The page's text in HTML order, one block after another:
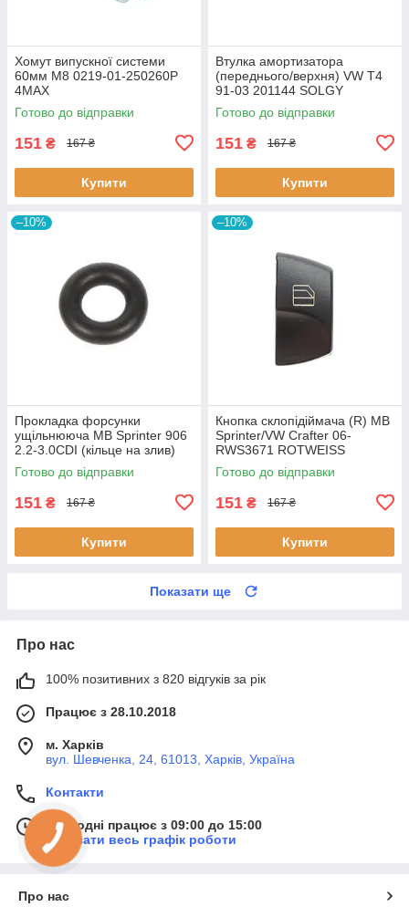
Хомут випускної системи
60мм M8 0219-01-250260P
4MAX
Готово до відправки
151 ₴ 167 ₴
Купити
Втулка амортизатора
(переднього/верхня) VW T4
91-03 201144 SOLGY
Готово до відправки
151 ₴ 167 ₴
Купити
–10%
Прокладка форсунки
ущільнююча MB Sprinter 906
2.2-3.0CDI (кільце на злив)
BOSCH F00VP01003
Готово до відправки
151 ₴ 167 ₴
Купити
–10%
Кнопка склопідіймача (R) MB
Sprinter/VW Crafter 06-
RWS3671 ROTWEISS
Готово до відправки
151 ₴ 167 ₴
Купити
Показати ще
Про нас
100% позитивних з 820 відгуків за рік
Працює з 28.10.2018
м. Харків
вул. Шевченка, 24, 61013, Харків, Україна
Контакти
Сьогодні працює з 09:00 до 15:00
Показати весь графік роботи
Про нас